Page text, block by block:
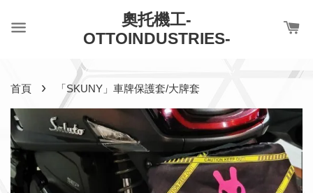
奧托機工-
OTTOINDUSTRIES-
首頁 › 「SKUNY」車牌保護套/大牌套